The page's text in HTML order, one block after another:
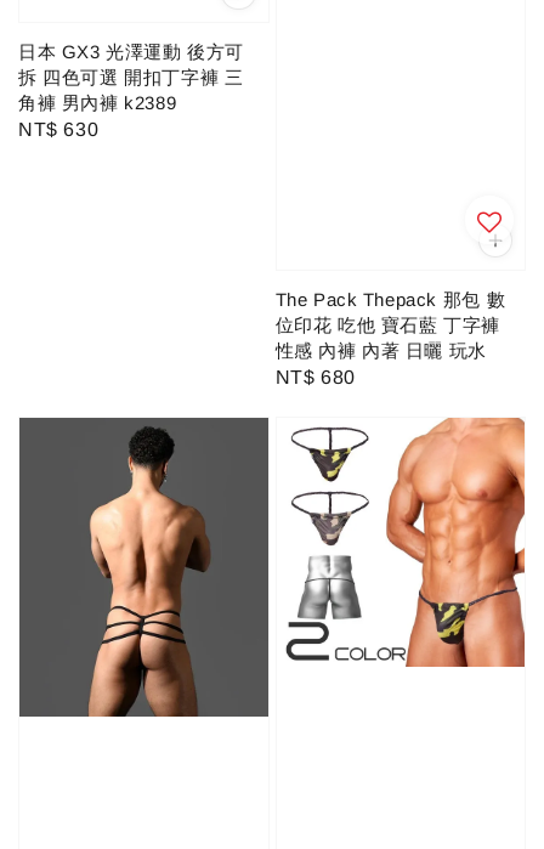
日本 GX3 光澤運動 後方可
拆 四色可選 開扣丁字褲 三
角褲 男內褲 k2389
Regular
NT$ 630
The Pack Thepack 那包 數
位印花 吃他 寶石藍 丁字褲
性感 內褲 內著 日曬 玩水
Regular
NT$ 680